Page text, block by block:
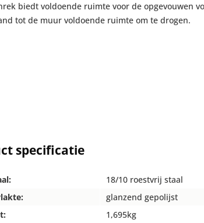
biedt voldoende ruimte voor de opgevouwen
tot de muur voldoende ruimte om te drogen.
specificatie
18/10 roestvrij staal
glanzend gepolijst
1,695kg